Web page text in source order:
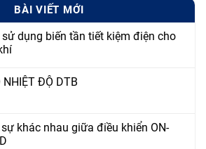
BÀI VIẾT MỚI
sử dụng biến tần tiết kiệm điện cho
NHIỆT ĐỘ DTB
khác nhau giữa điều khiển ON-